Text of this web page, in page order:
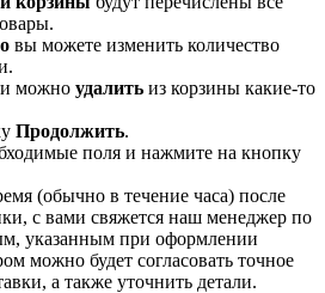
вы можете изменить количество
можно удалить из корзины какие-то
Продолжить.
поля и нажмите на кнопку
(обычно в течение часа) после
с вами свяжется наш менеджер по
указанным при оформлении
можно будет согласовать точное
а также уточнить детали.